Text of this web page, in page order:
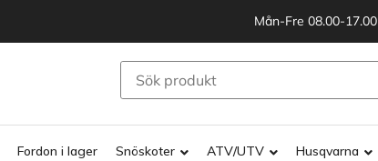
Mån-Fre 08.00-17.00
Fordon i lager Snöskoter ATV/UTV Husqvarna